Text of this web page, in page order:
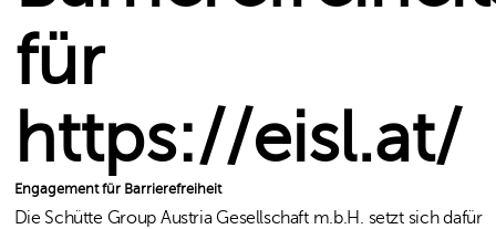
für
https://eisl.at/
Engagement für Barrierefreiheit
Die Schütte Group Austria Gesellschaft m.b.H. setzt sich dafür